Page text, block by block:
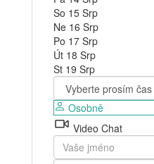
So 15 Srp
Ne 16 Srp
Po 17 Srp
Út 18 Srp
St 19 Srp
Osobně
Video Chat